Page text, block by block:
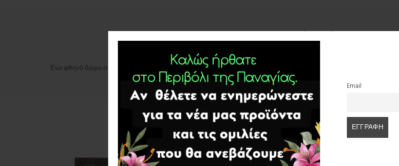
Email
Περιγραφή Αξιολογήσεις (0)
Ένα φθηνό δώρο στους αγαπημένους σας.Υπάρχουν πολλοί που δεν το έχουν.
ΣΧΕΤΙΚΆ ΠΡΟΪΌΝΤΑ
SOLD